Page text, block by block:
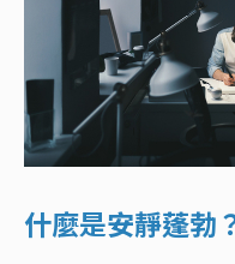
什麼是安靜蓬勃